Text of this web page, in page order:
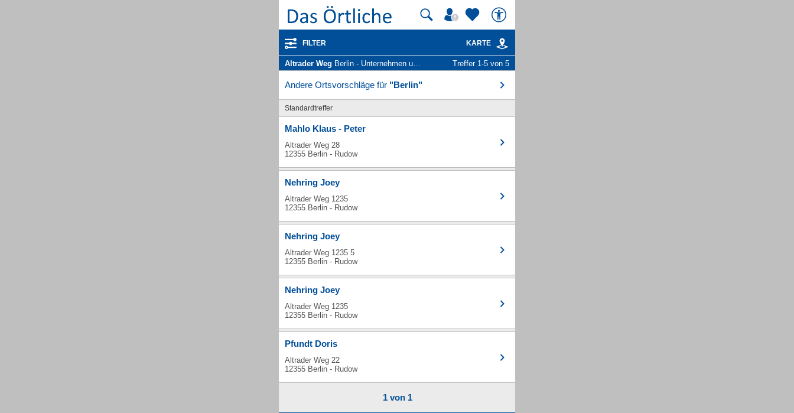
FILTER KARTE
Altrader Weg Berlin - Unternehmen und Personen Treffer 1-5 von 5
Andere Ortsvorschläge für "Berlin"
Standardtreffer
Mahlo Klaus - Peter
Altrader Weg 28
12355 Berlin - Rudow
Nehring Joey
Altrader Weg 1235
12355 Berlin - Rudow
Nehring Joey
Altrader Weg 1235 5
12355 Berlin - Rudow
Nehring Joey
Altrader Weg 1235
12355 Berlin - Rudow
Pfundt Doris
Altrader Weg 22
12355 Berlin - Rudow
1 von 1